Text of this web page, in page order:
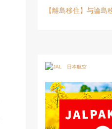
【離島移住】与論